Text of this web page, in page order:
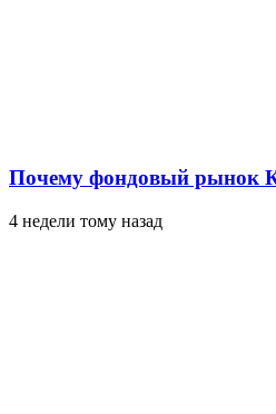
Почему фондовый рынок
4 недели тому назад